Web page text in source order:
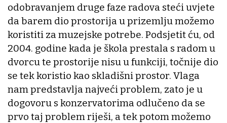
odobravanjem druge faze radova steći uvjete
da barem dio prostorija u prizemlju možemo
koristiti za muzejske potrebe. Podsjetit ću, od
2004. godine kada je škola prestala s radom u
dvorcu te prostorije nisu u funkciji, točnije dio
se tek koristio kao skladišni prostor. Vlaga
nam predstavlja najveći problem, zato je u
dogovoru s konzervatorima odlučeno da se
prvo taj problem riješi, a tek potom možemo